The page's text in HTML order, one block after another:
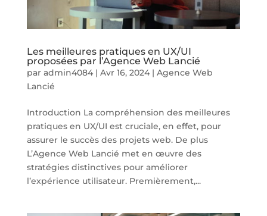
Les meilleures pratiques en UX/UI
proposées par l’Agence Web Lancié
par admin4084| Avr 16, 2024| Agence Web
Lancié
Introduction La compréhension des meilleures
pratiques en UX/UI est cruciale, en effet, pour
assurer le succès des projets web. De plus
L’Agence Web Lancié met en œuvre des
stratégies distinctives pour améliorer
l’expérience utilisateur. Premièrement,...